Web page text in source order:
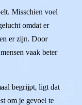
Misschien voel
omdat er
er zijn. Door
vaak beter
begrijpt, ligt dat
om je gevoel te